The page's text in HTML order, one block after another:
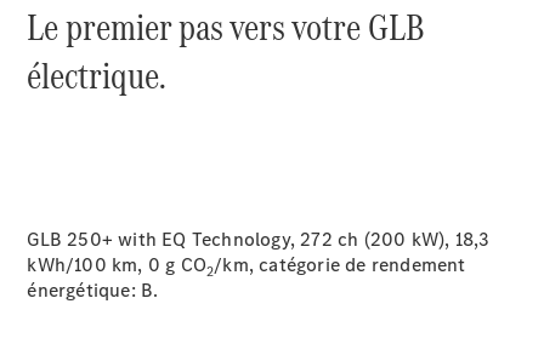
À notre sujet
Le premier pas vers votre GLB
électrique.
GLB 250+ with EQ Technology, 272 ch (200 kW), 18,3
kWh/100 km, 0 g CO2/km, catégorie de rendement
énergétique: B.